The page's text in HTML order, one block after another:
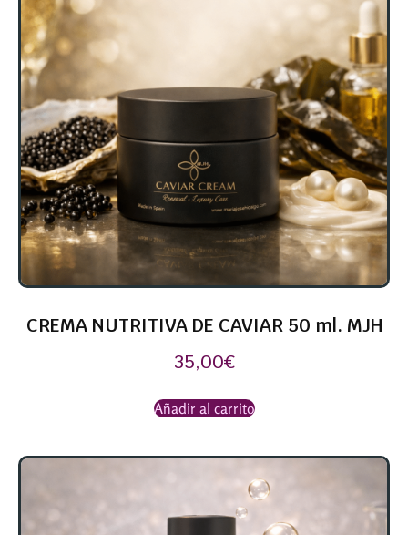
CREMA NUTRITIVA DE CAVIAR 50 ml. MJH
35,00€
Añadir al carrito